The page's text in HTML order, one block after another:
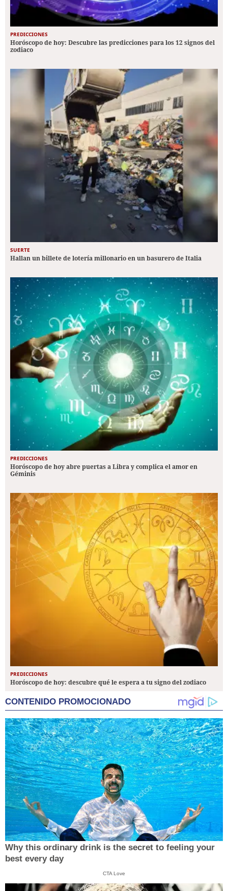
PREDICCIONES
Horóscopo de hoy: Descubre las predicciones para los 12 signos del
zodiaco
SUERTE
Hallan un billete de lotería millonario en un basurero de Italia
PREDICCIONES
Horóscopo de hoy abre puertas a Libra y complica el amor en
Géminis
PREDICCIONES
Horóscopo de hoy: descubre qué le espera a tu signo del zodiaco
CONTENIDO PROMOCIONADO
Why this ordinary drink is the secret to feeling your
best every day
CTA Love